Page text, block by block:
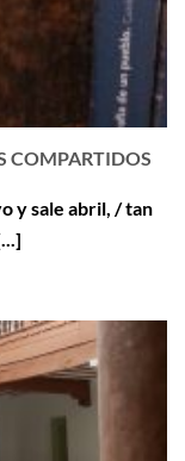
COMPARTIDOS
y sale abril, / tan